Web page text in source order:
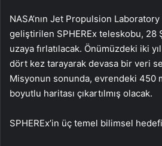
NASA’nın Jet Propulsion
geliştirilen SPHEREx teleskobu, 28
uzaya fırlatılacak. Önümüzdeki iki
dört kez tarayarak devasa bir veri
Misyonun sonunda, evrendeki 450
boyutlu haritası çıkartılmış olacak.
SPHEREx’in üç temel bilimsel